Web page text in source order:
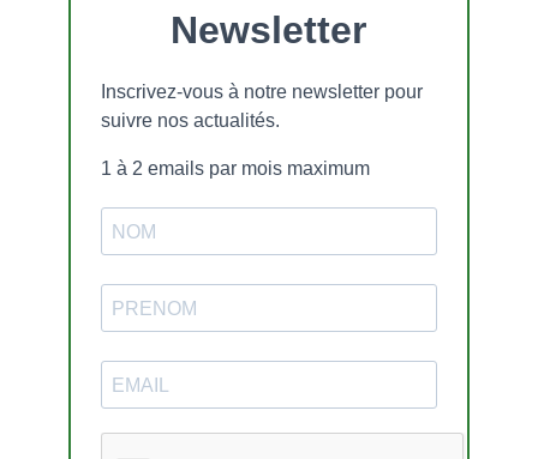
Newsletter
Inscrivez-vous à notre newsletter pour
suivre nos actualités.
1 à 2 emails par mois maximum